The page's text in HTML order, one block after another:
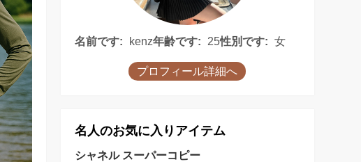
名前です: kenz年齢です: 25性別です: 女
プロフィール詳細へ
名人のお気に入りアイテム
シャネル スーパーコピー